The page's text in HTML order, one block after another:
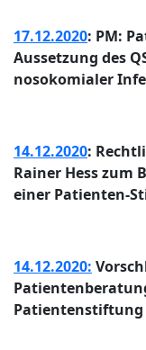
17.12.2020: PM:
Aussetzung des
nosokomialer
14.12.2020:
Rainer Hess zum
einer Patienten-
14.12.2020:
Patientenstiftung